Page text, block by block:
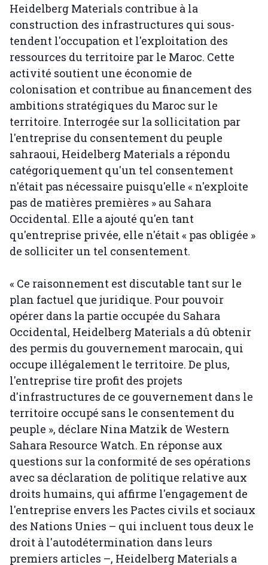
Heidelberg Materials contribue à la
construction des infrastructures qui sous-
tendent l'occupation et l'exploitation des
ressources du territoire par le Maroc. Cette
activité soutient une économie de
colonisation et contribue au financement des
ambitions stratégiques du Maroc sur le
territoire. Interrogée sur la sollicitation par
l'entreprise du consentement du peuple
sahraoui, Heidelberg Materials a répondu
catégoriquement qu'un tel consentement
n'était pas nécessaire puisqu'elle « n'exploite
pas de matières premières » au Sahara
Occidental. Elle a ajouté qu'en tant
qu'entreprise privée, elle n'était « pas obligée »
de solliciter un tel consentement.
« Ce raisonnement est discutable tant sur le
plan factuel que juridique. Pour pouvoir
opérer dans la partie occupée du Sahara
Occidental, Heidelberg Materials a dû obtenir
des permis du gouvernement marocain, qui
occupe illégalement le territoire. De plus,
l'entreprise tire profit des projets
d'infrastructures de ce gouvernement dans le
territoire occupé sans le consentement du
peuple », déclare Nina Matzik de Western
Sahara Resource Watch. En réponse aux
questions sur la conformité de ses opérations
avec sa déclaration de politique relative aux
droits humains, qui affirme l'engagement de
l'entreprise envers les Pactes civils et sociaux
des Nations Unies – qui incluent tous deux le
droit à l'autodétermination dans leurs
premiers articles –, Heidelberg Materials a